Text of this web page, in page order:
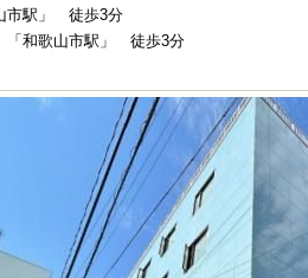
市駅」 徒歩3分
和歌山市駅」 徒歩3分